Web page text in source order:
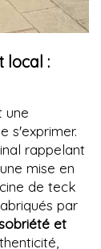
local :
une
s'exprimer.
rappelant
mise en
de teck
par
et